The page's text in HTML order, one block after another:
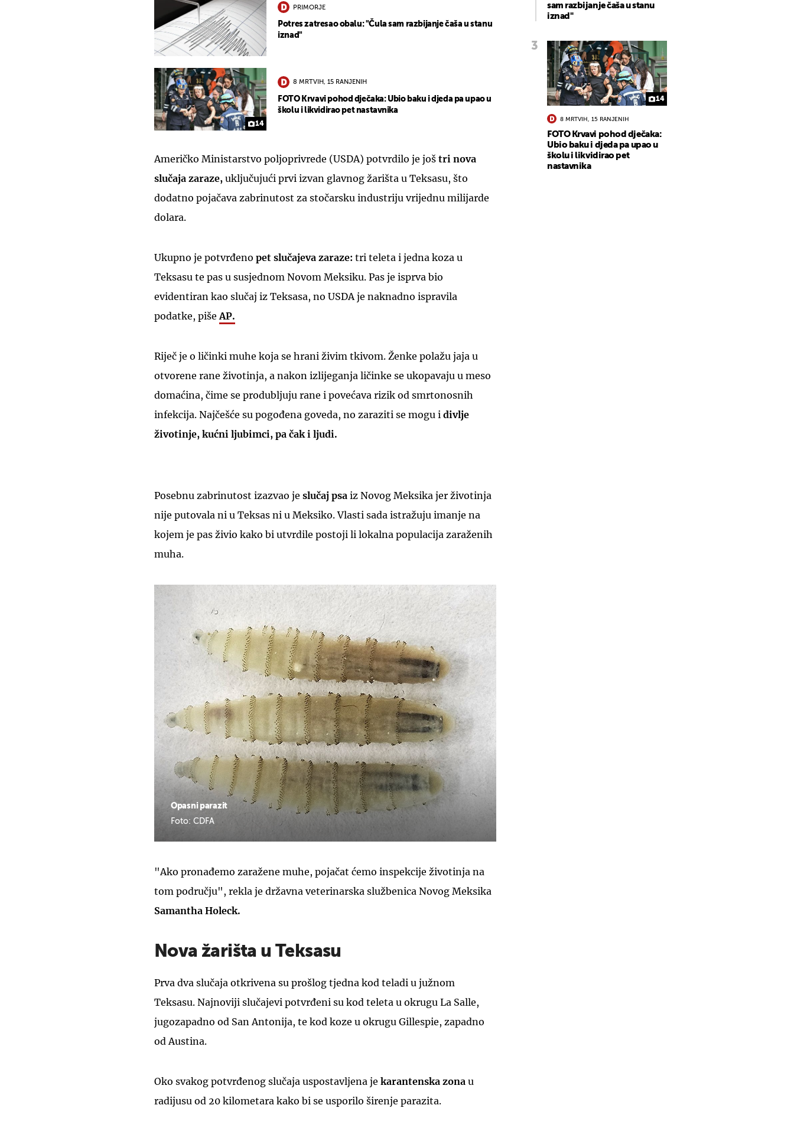
PRIMORJE
Potres zatresao obalu: "Čula sam razbijanje čaša u stanu
iznad"
14
8 MRTVIH, 15 RANJENIH
FOTO Krvavi pohod dječaka: Ubio baku i djeda pa upao u
školu i likvidirao pet nastavnika
Američko Ministarstvo poljoprivrede (USDA) potvrdilo je još tri nova
slučaja zaraze, uključujući prvi izvan glavnog žarišta u Teksasu, što
dodatno pojačava zabrinutost za stočarsku industriju vrijednu milijarde
dolara.
Ukupno je potvrđeno pet slučajeva zaraze: tri teleta i jedna koza u
Teksasu te pas u susjednom Novom Meksiku. Pas je isprva bio
evidentiran kao slučaj iz Teksasa, no USDA je naknadno ispravila
podatke, pišeAP.
Riječ je o ličinki muhe koja se hrani živim tkivom. Ženke polažu jaja u
otvorene rane životinja, a nakon izlijeganja ličinke se ukopavaju u meso
domaćina, čime se produbljuju rane i povećava rizik od smrtonosnih
infekcija. Najčešće su pogođena goveda, no zaraziti se mogu i divlje
životinje, kućni ljubimci, pa čak i ljudi.
Posebnu zabrinutost izazvao je slučaj psa iz Novog Meksika jer životinja
nije putovala ni u Teksas ni u Meksiko. Vlasti sada istražuju imanje na
kojem je pas živio kako bi utvrdile postoji li lokalna populacija zaraženih
muha.
Opasni parazit
Foto: CDFA
"Ako pronađemo zaražene muhe, pojačat ćemo inspekcije životinja na
tom području", rekla je državna veterinarska službenica Novog Meksika
Samantha Holeck.
Nova žarišta u Teksasu
Prva dva slučaja otkrivena su prošlog tjedna kod teladi u južnom
Teksasu. Najnoviji slučajevi potvrđeni su kod teleta u okrugu La Salle,
jugozapadno od San Antonija, te kod koze u okrugu Gillespie, zapadno
od Austina.
Oko svakog potvrđenog slučaja uspostavljena je karantenska zona u
radijusu od 20 kilometara kako bi se usporilo širenje parazita.
sam razbijanje čaša u stanu
iznad"
14
8 MRTVIH, 15 RANJENIH
FOTO Krvavi pohod dječaka:
Ubio baku i djeda pa upao u
školu i likvidirao pet
nastavnika